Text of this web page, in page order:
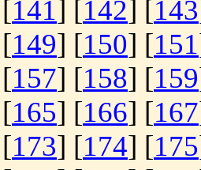
[141] [142] [143
[149] [150] [151
[157] [158] [159
[165] [166] [167
[173] [174] [175